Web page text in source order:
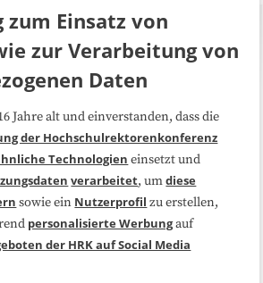
FAQ
Kooperationen
Impressum
zum Einsatz von
zur Verarbeitung von
Daten
Jahre alt und einverstanden, dass die
der Hochschulrektorenkonferenz
Technologien einsetzt und
verarbeitet, umdiese
sowie ein Nutzerprofil zu erstellen,
personalisierte Werbungauf
der HRK auf Social Media